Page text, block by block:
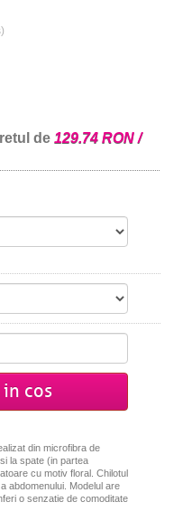
de 129.74 RON /
in cos
din microfibra de
la spate (in partea
cu motiv floral. Chilotul
abdomenului. Modelul are
o senzatie de comoditate